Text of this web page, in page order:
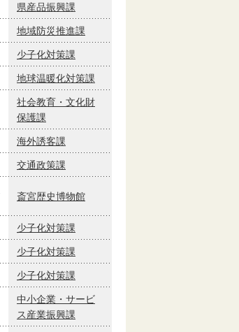
県産品振興課
地域防災推進課
少子化対策課
地球温暖化対策課
社会教育・文化財
保護課
海外誘客課
交通政策課
斎宮歴史博物館
少子化対策課
少子化対策課
少子化対策課
中小企業・サービ
ス産業振興課